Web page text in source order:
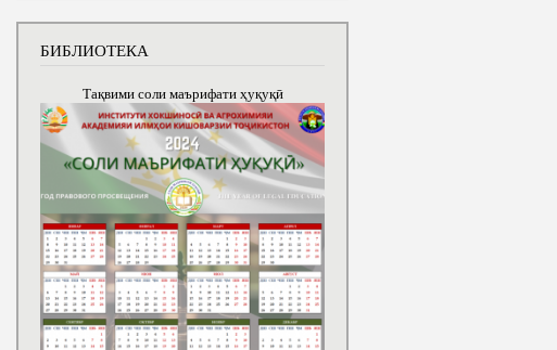
БИБЛИОТЕКА
Тақвими соли маърифати ҳуқуқӣ